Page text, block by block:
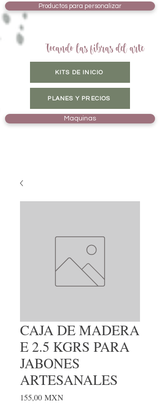
Productos para personalizar
Tocando las fibras del arte
KITS DE INICIO
PLANES Y PRECIOS
Maquinas
CAJA DE MADERA
E 2.5 KGRS PARA
JABONES
ARTESANALES
155,00 MXN